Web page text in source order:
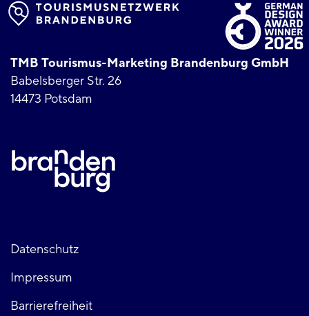
TMB Tourismus-Marketing Brandenburg GmbH
Babelsberger Str. 26
14473 Potsdam
Fußzeile
links
Datenschutz
Impressum
Barrierefreiheit